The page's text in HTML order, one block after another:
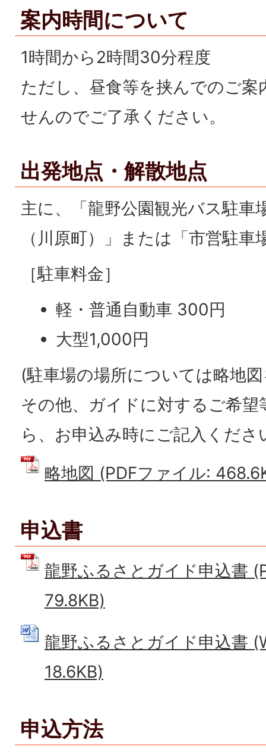
案内時間について
1時間から2時間30分程度
ただし、昼食等を挟んでのご
せんのでご了承ください。
出発地点・解散地点
主に、「龍野公園観光バス駐車
（川原町）」または「市営駐車
［駐車料金］
軽・普通自動車 300円
大型1,000円
(駐車場の場所については略地
その他、ガイドに対するご希
ら、お申込み時にご記入くださ
略地図 (PDFファイル:
申込書
龍野ふるさとガイド申込書
79.8KB)
龍野ふるさとガイド申込書
18.6KB)
申込方法